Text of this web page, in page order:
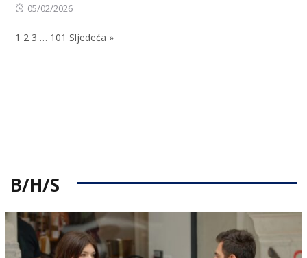
Posted
05/02/2026
1 2 3 … 101 Sljedeća »
B/H/S